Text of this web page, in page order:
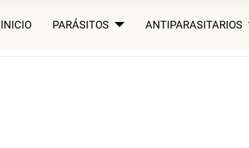
INICIO PARÁSITOS ANTIPARASITARIOS